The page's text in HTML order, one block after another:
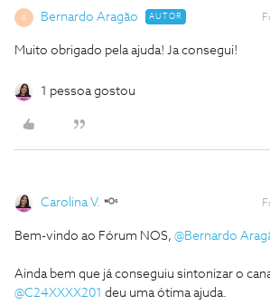
B Bernardo Aragão AUTOR
Muito obrigado pela ajuda! Ja consegui!
1 pessoa gostou
Carolina V.
Bem-vindo ao Fórum NOS, @Bernardo
Ainda bem que já conseguiu sintonizar o
@C24XXXX201 deu uma ótima ajuda.